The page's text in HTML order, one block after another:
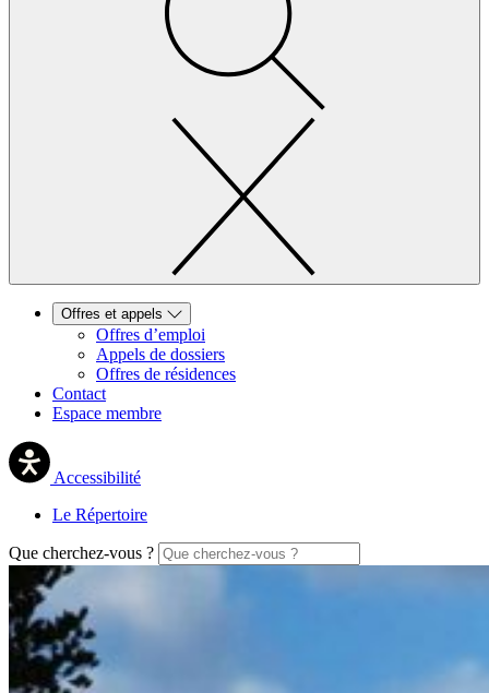
Offres et appels
Offres d’emploi
Appels de dossiers
Offres de résidences
Contact
Espace membre
Accessibilité
Le Répertoire
Que cherchez-vous ?